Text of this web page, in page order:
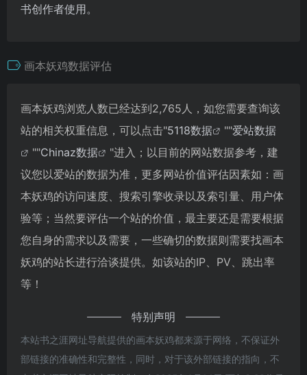
书创作者使用。
画本妖鸡数据评估
画本妖鸡浏览人数已经达到2,765人，如您需要查询该
站的相关权重信息，可以点击"5118数据 ""爱站数据
""Chinaz数据
"进入；以目前的网站数据参考，建
议您以爱站的数据为准，更多网站价值评估因素如：画
本妖鸡的访问速度、搜索引擎收录以及索引量、用户体
验等；当然要评估一个站的价值，最主要还是需要根据
您自身的需求以及需要，一些确切的数据则需要找画本
妖鸡的站长进行洽谈提供。如该站的IP、PV、跳出率
等！
特别声明
本站书之涯网址导航提供的画本妖鸡都来源于网络，不保证外
部链接的准确性和完整性，同时，对于该外部链接的指向，不